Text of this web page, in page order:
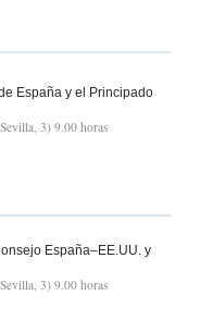
España y el Principado
3) 9.00 horas
España–EE.UU. y
3) 9.00 horas